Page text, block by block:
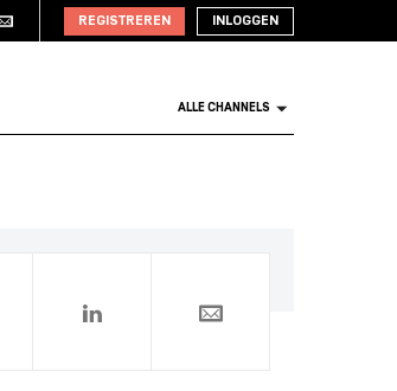
REGISTREREN INLOGGEN
ALLE CHANNELS
0